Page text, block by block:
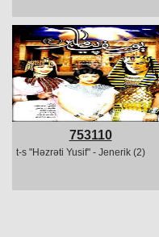
753110
t-s "Həzrəti Yusif" - Jenerik (2)